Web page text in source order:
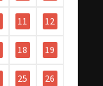
11 12
18 19
25 26